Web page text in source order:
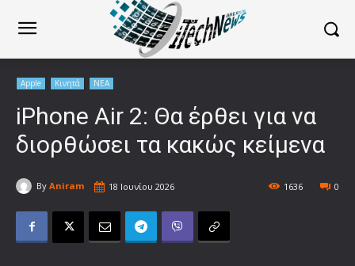
Apple Κινητά ΝΕΑ
iPhone Air 2: Θα έρθει για να
διορθώσει τα κακώς κείμενα
By Aniram 18 Ιουνίου 2026 0
1636